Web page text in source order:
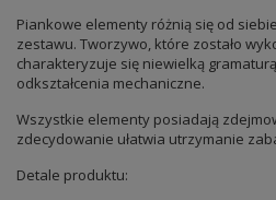
Piankowe elementy różnią się od
zestawu. Tworzywo, które zostało
charakteryzuje się niewielką
odkształcenia mechaniczne.
Wszystkie elementy posiadają
zdecydowanie ułatwia utrzymanie
Detale produktu: